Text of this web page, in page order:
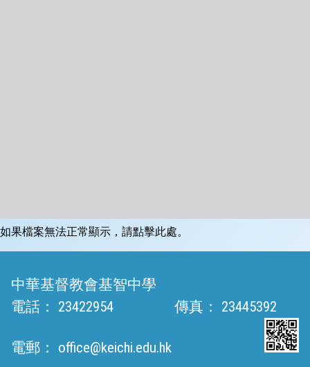
如果檔案無法正常顯示，請點擊此處。
中華基督教會基智中學
電話：
23422954 傳真： 23445392
電郵： office@keichi.edu.hk